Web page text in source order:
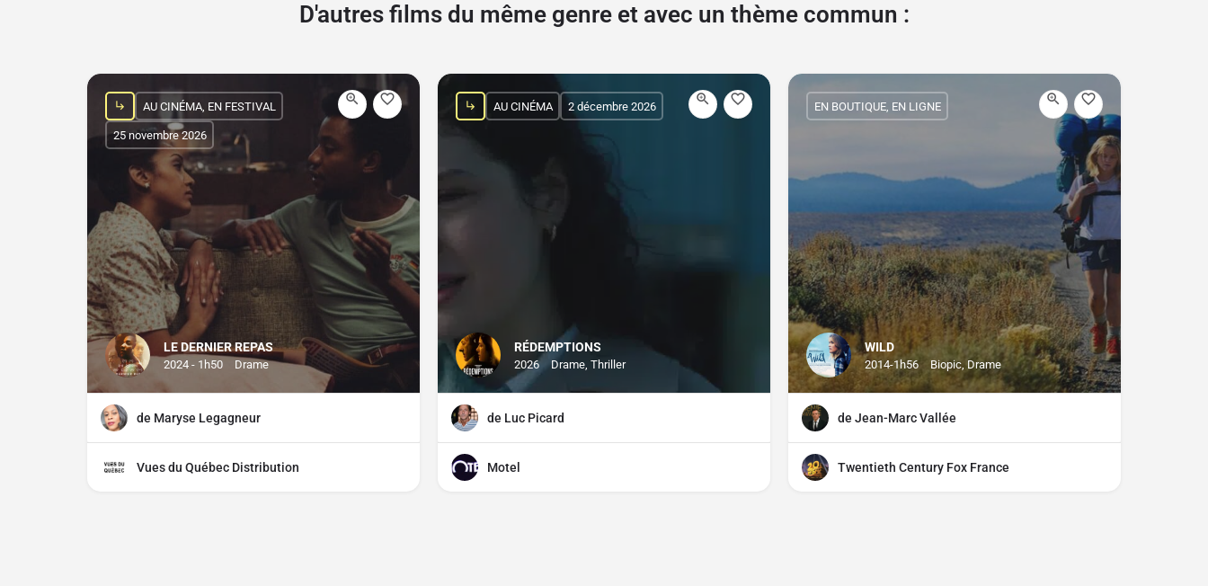
D'autres films du même genre et avec un thème commun :
LE DERNIER REPAS
2024 - 1h50 Drame
AU CINÉMA, EN FESTIVAL
25 novembre 2026
de Maryse Legagneur
Vues du Québec Distribution
RÉDEMPTIONS
2026 Drame, Thriller
AU CINÉMA 2 décembre 2026
de Luc Picard
Motel
WILD
2014-1h56 Biopic, Drame
EN BOUTIQUE, EN LIGNE
de Jean-Marc Vallée
Twentieth Century Fox France